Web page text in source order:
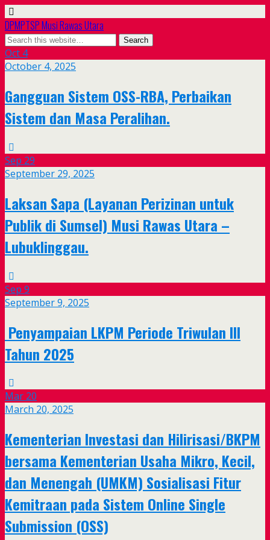
DPMPTSP Musi Rawas Utara
Oct 4
October 4, 2025
Gangguan Sistem OSS-RBA, Perbaikan
Sistem dan Masa Peralihan.
Sep 29
September 29, 2025
Laksan Sapa (Layanan Perizinan untuk
Publik di Sumsel) Musi Rawas Utara –
Lubuklinggau.
Sep 9
September 9, 2025
Penyampaian LKPM Periode Triwulan III
Tahun 2025
Mar 20
March 20, 2025
Kementerian Investasi dan Hilirisasi/BKPM
bersama Kementerian Usaha Mikro, Kecil,
dan Menengah (UMKM) Sosialisasi Fitur
Kemitraan pada Sistem Online Single
Submission (OSS)